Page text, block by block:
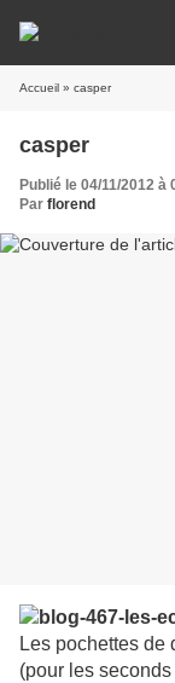
Accueil » casper
casper
Publié le 04/11/2012 à
Par florend
Les pochettes de
(pour les